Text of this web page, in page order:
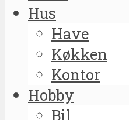
Hus
Have
Køkken
Kontor
Hobby
Bil